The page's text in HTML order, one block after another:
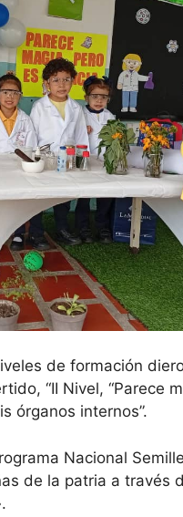
de formación
“II Nivel, “Parece
órganos internos”.
Nacional
de la patria a través